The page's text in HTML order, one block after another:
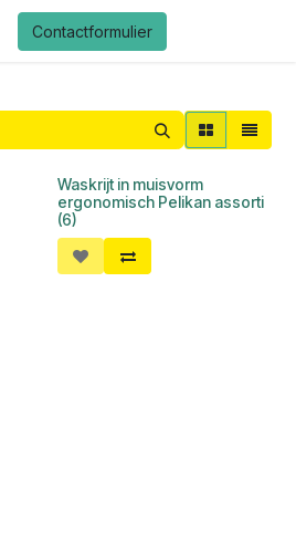
Contactformulier
Waskrijt in muisvorm
ergonomisch Pelikan assorti
(6)